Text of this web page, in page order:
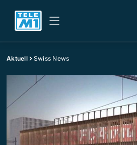
Aktuell Swiss News